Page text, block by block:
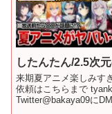
したんたん/2.5次
来期夏アニメ楽しみ
依頼はこちらまで
Twitter@bakaya09に